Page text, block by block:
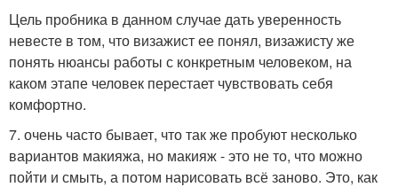
Цель пробника в данном случае дать уверенность
невесте в том, что визажист ее понял, визажисту же
понять нюансы работы с конкретным человеком, на
каком этапе человек перестает чувствовать себя
комфортно.
7. очень часто бывает, что так же пробуют несколько
вариантов макияжа, но макияж - это не то, что можно
пойти и смыть, а потом нарисовать всё заново. Это, как